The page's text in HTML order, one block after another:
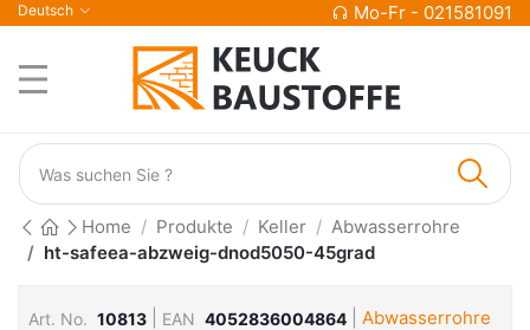
Deutsch Mo-Fr - 021581091
Home Produkte Keller
Abwasserrohre
ht-safeea-abzweig-dnod5050-45grad
Art. No. 10813 EAN 4052836004864 Abwasserrohre